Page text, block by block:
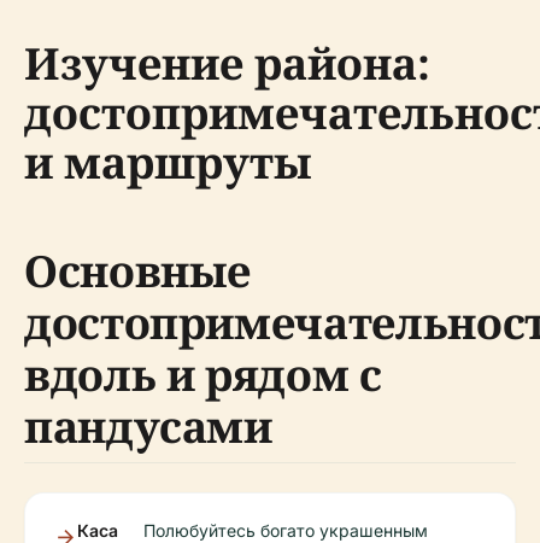
Изучение района:
и маршруты
Основные
вдоль и рядом с
пандусами
Каса
Полюбуйтесь богато украшенным